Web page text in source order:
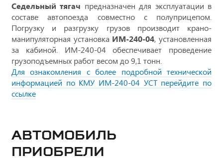
Седельный тягач предназначен для эксплуатации в
составе автопоезда совместно с полуприцепом.
Погрузку и разгрузку грузов производит крано-
манипуляторная установка ИМ-240-04, установленная
за кабиной. ИМ-240-04 обеспечивает проведение
грузоподъемных работ весом до 9,1 тонн.
Для ознакомления с более подробной технической
информацией по КМУ ИМ-240-04 УСТ перейдите по
ссылке
Автомобиль
приобрели